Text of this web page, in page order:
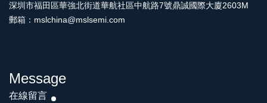
深圳市福田區華強北街道華航社區中航路7號鼎誠國際大廈2603M
郵箱：mslchina@mslsemi.com
Message
在線留言